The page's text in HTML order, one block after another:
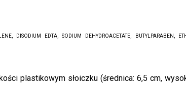
DISODIUM EDTA, SODIUM DEHYDROACETATE, BUTYLPARABEN,
plastikowym słoiczku (średnica: 6,5 cm,